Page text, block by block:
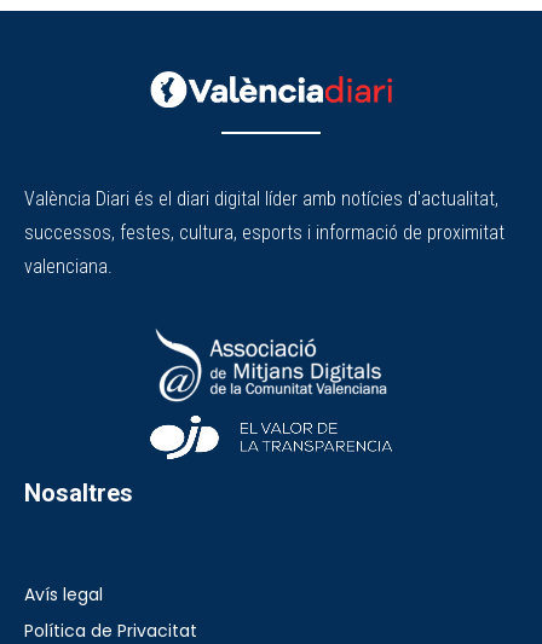
València Diari és el diari digital líder amb notícies d'actualitat,
successos, festes, cultura, esports i informació de proximitat
valenciana.
Nosaltres
Avís legal
Política de Privacitat